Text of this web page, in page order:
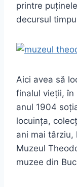
printre
decursul
Aici avea să
finalul vieții, în
anul 1904
locuința,
ani mai târziu,
Muzeul
muzee din